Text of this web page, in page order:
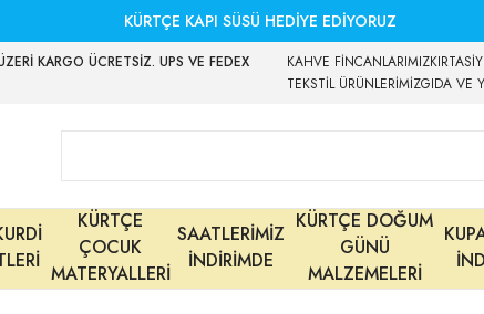
KÜRTÇE KAPI SÜSÜ HEDİYE EDİYORUZ
KARGO ÜCRETSİZ. UPS VE FEDEX
KAHVE FİNCANLARIMIZ
TEKSTİL ÜRÜNLERİMİZGIDA VE
KÜRTÇE
ÇOCUK
MATERYALLERİ
SAATLERİMİZ
İNDİRİMDE
KÜRTÇE DOĞUM
GÜNÜ
MALZEMELERİ